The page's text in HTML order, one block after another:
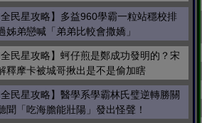
全民星攻略】多益960學霸一粒站穩校排
姊弟戀喊「弟弟比較會撒嬌」
全民星攻略】蚵仔煎是鄭成功發明的？宋
釋摩卡被城哥揪出是不是偷加瞎
全民星攻略】醫學系學霸林氏璧逆轉勝關
聞「吃海膽能壯陽」發出怪聲！